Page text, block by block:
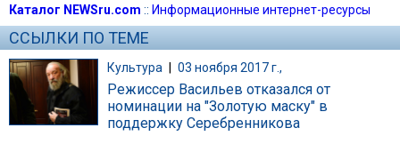
Каталог NEWSru.com :: Информационные интернет-ресурсы
ССЫЛКИ ПО ТЕМЕ
Культура | 03 ноября 2017 г.,
Режиссер Васильев отказался от
номинации на "Золотую маску" в
поддержку Серебренникова